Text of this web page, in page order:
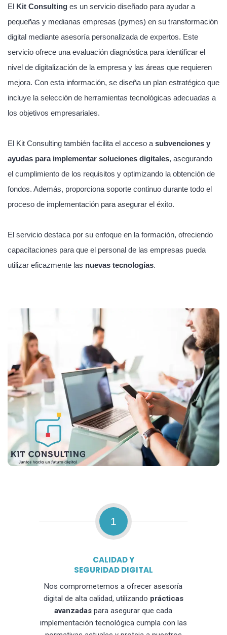
El Kit Consulting es un servicio diseñado para ayudar a
pequeñas y medianas empresas (pymes) en su transformación
digital mediante asesoría personalizada de expertos. Este
servicio ofrece una evaluación diagnóstica para identificar el
nivel de digitalización de la empresa y las áreas que requieren
mejora. Con esta información, se diseña un plan estratégico que
incluye la selección de herramientas tecnológicas adecuadas a
los objetivos empresariales.
El Kit Consulting también facilita el acceso a subvenciones y
ayudas para implementar soluciones digitales, asegurando
el cumplimiento de los requisitos y optimizando la obtención de
fondos. Además, proporciona soporte continuo durante todo el
proceso de implementación para asegurar el éxito.
El servicio destaca por su enfoque en la formación, ofreciendo
capacitaciones para que el personal de las empresas pueda
utilizar eficazmente las nuevas tecnologías.
1
CALIDAD Y
SEGURIDAD DIGITAL
Nos comprometemos a ofrecer asesoría
digital de alta calidad, utilizando prácticas
avanzadas para asegurar que cada
implementación tecnológica cumpla con las